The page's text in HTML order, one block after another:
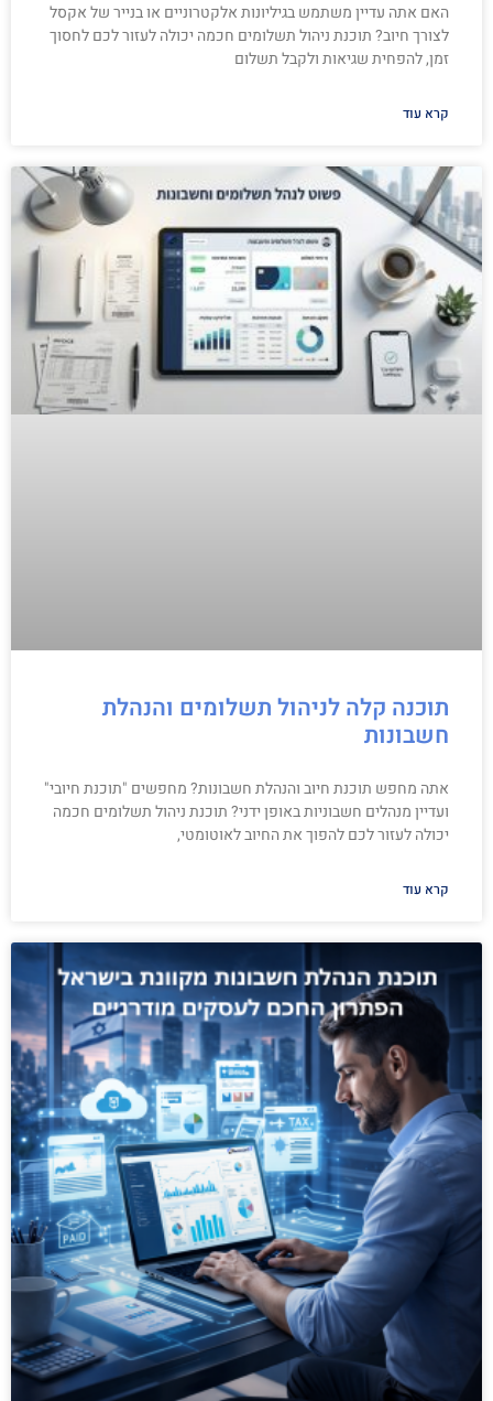
האם אתה עדיין משתמש בגיליונות אלקטרוניים או בנייר של אקסל
לצורך חיוב? תוכנת ניהול תשלומים חכמה יכולה לעזור לכם לחסוך
זמן, להפחית שגיאות ולקבל תשלום
קרא עוד
תוכנה קלה לניהול תשלומים והנהלת
חשבונות
אתה מחפש תוכנת חיוב והנהלת חשבונות? מחפשים "תוכנת חיובי"
ועדיין מנהלים חשבוניות באופן ידני? תוכנת ניהול תשלומים חכמה
יכולה לעזור לכם להפוך את החיוב לאוטומטי,
קרא עוד